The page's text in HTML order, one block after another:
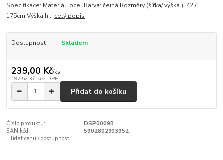
Specifikace: Materiál: ocel Barva: černá Rozměry (šířka/ výška ): 42 /
175cm Výška h... celý popis
Dostupnost Skladem
239,00 Kč/ks
197,52 Kč bez DPH
Přidat do košíku
Číslo produktu:
DSP0009B
EAN kód:
5902802903952
Hlídat cenu / dostupnost